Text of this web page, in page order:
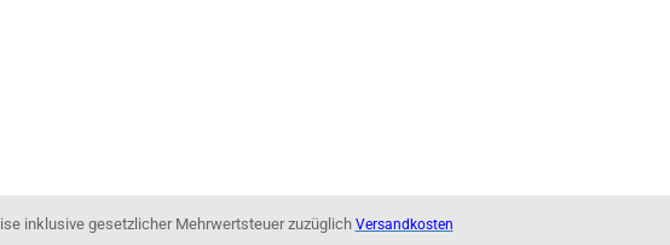
inklusive gesetzlicher Mehrwertsteuer zuzüglich Versandkosten